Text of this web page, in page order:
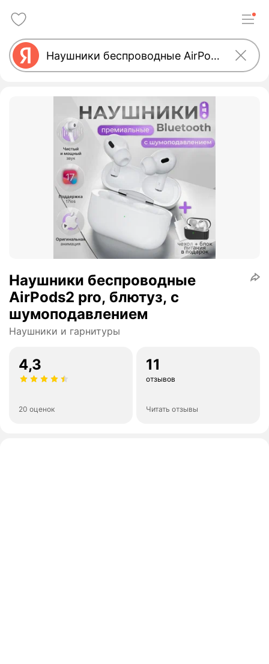
Наушники беспроводные
AirPods2 pro, блютуз, с
шумоподавлением
Наушники и гарнитуры
4,3
20 оценок
11
отзывов
Читать отзывы